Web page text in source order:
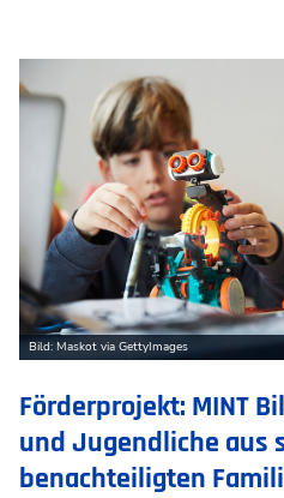
Bild: Maskot via GettyImages
Förderprojekt: MINT
und Jugendliche aus
benachteiligten